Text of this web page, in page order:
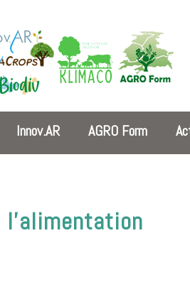
Innov.AR AGRO Form